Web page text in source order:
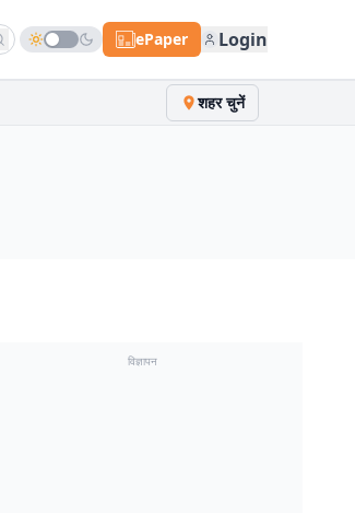
ePaper Login
शहर चुनें
विज्ञापन